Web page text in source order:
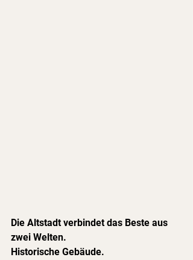
Die Altstadt verbindet das Beste aus
zwei Welten.
Historische Gebäude.